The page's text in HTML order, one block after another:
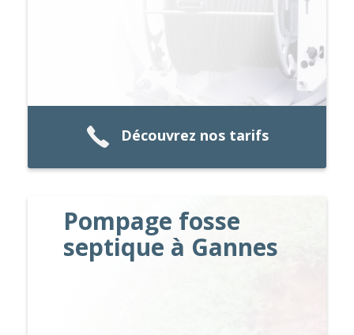
Découvrez nos tarifs
Pompage fosse
septique à Gannes